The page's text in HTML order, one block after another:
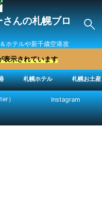
んの札幌ブロ
ホテルや新千歳空港攻
さん“で検索
表示されています
札幌ホテル 札幌お土産
） Instagram